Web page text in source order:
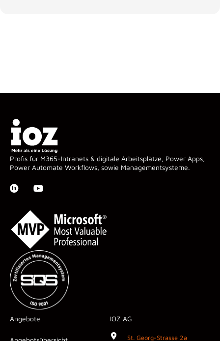
Profis für M365-Intranets & digitale Arbeitsplätze, Power Apps,
Power Automate Workflows, sowie Managementsysteme.
Angebote IOZ AG
St. Georg-Strasse 2a